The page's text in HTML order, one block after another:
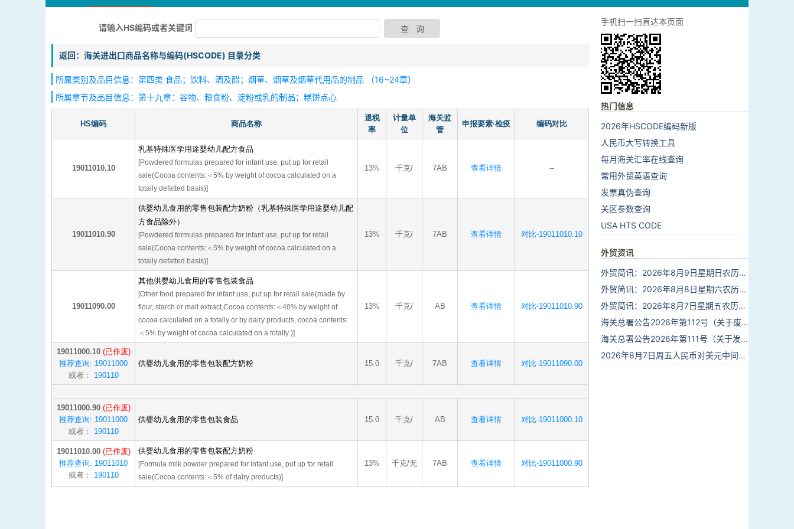
请输入HS编码或者关键词
返回：海关进出口商品名称与编码(HSCODE) 目录分类
所属类别及品目信息：第四类 食品；饮料、酒及醋；烟草、烟草及烟草代用品的制品 （16~24章）
所属章节及品目信息：第十九章：谷物、粮食粉、淀粉或乳的制品；糕饼点心
HS编码 商品名称
退税
率
计量单
位
海关监
管
申报要素·检疫 编码对比
19011010.10
乳基特殊医学用途婴幼儿配方食品
[Powdered formulas prepared for infant use, put up for retail
sale(Cocoa contents:＜5% by weight of cocoa calculated on a
totally defatted basis)]
13% 千克/ 7AB 查看详情 --
19011010.90
供婴幼儿食用的零售包装配方奶粉（乳基特殊医学用途婴幼儿配
方食品除外）
[Powdered formulas prepared for infant use, put up for retail
sale(Cocoa contents:＜5% by weight of cocoa calculated on a
totally defatted basis)]
13% 千克/ 7AB 查看详情 对比-19011010.10
19011090.00
其他供婴幼儿食用的零售包装食品
[Other food prepared for infant use, put up for retail sale(made by
flour, starch or malt extract,Cocoa contents:＜40% by weight of
cocoa calculated on a totally or by dairy products, cocoa contents:
＜5% by weight of cocoa calculated on a totally )]
13% 千克/ AB 查看详情 对比-19011010.90
19011000.10 (已作废)
推荐查询: 19011000
或者：
190110
供婴幼儿食用的零售包装配方奶粉 15.0 千克/ 7AB 查看详情 对比-19011090.00
19011000.90 (已作废)
推荐查询: 19011000
或者：
190110
供婴幼儿食用的零售包装食品 15.0 千克/ AB 查看详情 对比-19011000.10
19011010.00 (已作废)
推荐查询: 19011010
或者：
190110
供婴幼儿食用的零售包装配方奶粉
[Formula milk powder prepared for infant use, put up for retail
sale(Cocoa contents:＜5% of dairy products)]
13% 千克/无 7AB 查看详情 对比-19011000.90
手机扫一扫直达本页面
热门信息
2026年HSCODE编码新版
人民币大写转换工具
每月海关汇率在线查询
常用外贸英语查询
发票真伪查询
关区参数查询
USA HTS CODE
外贸资讯
外贸简讯：2026年8月9日星期日农历六月廿七
外贸简讯：2026年8月8日星期六农历六月廿六
外贸简讯：2026年8月7日星期五农历六月廿五
海关总署公告2026年第112号（关于废止部分卫生检疫类规范性文件的公告）
海关总署公告2026年第111号（关于发布《进出境动植物检疫处理监督管理工作规定》《进出境卫生处理监督管理工作规定》的公告）
2026年8月7日周五人民币对美元中间价报6.7904调贬9个基点